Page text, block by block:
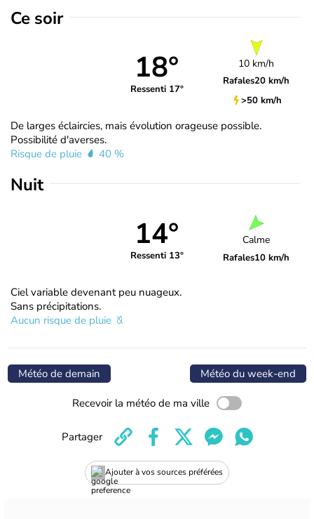
Ce soir
18°
Ressenti 17°
10 km/h
Rafales20 km/h
>50 km/h
De larges éclaircies, mais évolution orageuse possible.
Possibilité d'averses.
Risque de pluie
40 %
Nuit
14°
Ressenti 13°
Calme
Rafales10 km/h
Ciel variable devenant peu nuageux.
Sans précipitations.
Aucun risque de pluie
Météo de demain Météo du week-end
Recevoir la météo de ma ville
Ajouter à vos sources préférées
Partager